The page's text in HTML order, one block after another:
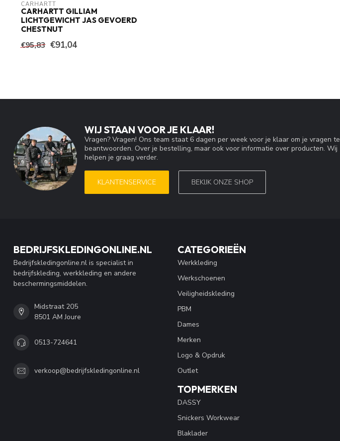
CARHARTT
CARHARTT GILLIAM
LICHTGEWICHT JAS GEVOERD
CHESTNUT
€95,83 €91,04
WIJ STAAN VOOR JE KLAAR!
Vragen? Vragen! Ons team staat 6 dagen per week voor je klaar om je vragen te
beantwoorden. Over je bestelling, maar ook voor informatie over producten. Wij
helpen je graag verder.
KLANTENSERVICE BEKIJK ONZE SHOP
BEDRIJFSKLEDINGONLINE.NL
Bedrijfskledingonline.nl is specialist in
bedrijfskleding, werkkleding en andere
beschermingsmiddelen.
Midstraat 205
8501 AM Joure
0513-724641
verkoop@bedrijfskledingonline.nl
CATEGORIEËN
Werkkleding
Werkschoenen
Veiligheidskleding
PBM
Dames
Merken
Logo & Opdruk
Outlet
TOPMERKEN
DASSY
Snickers Workwear
Blaklader